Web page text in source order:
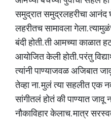
समुद्रात समुद्रलहरीचा आनंद
लहरीतच सामावला गेला.
बंदी होती. ती आमच्या काळात
आयोजित केली होती. परंतु
त्यांनी पाण्याजवळ अजिबात
तेव्हा ना. मुलं त्या सहलीत एक
सांगीतलं होतं की पाण्यात
नौकाविहार केलाच. मात्र